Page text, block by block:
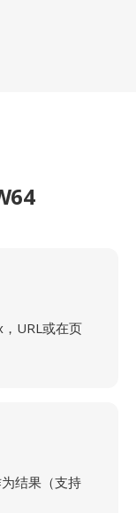
URL或在页
结果（支持